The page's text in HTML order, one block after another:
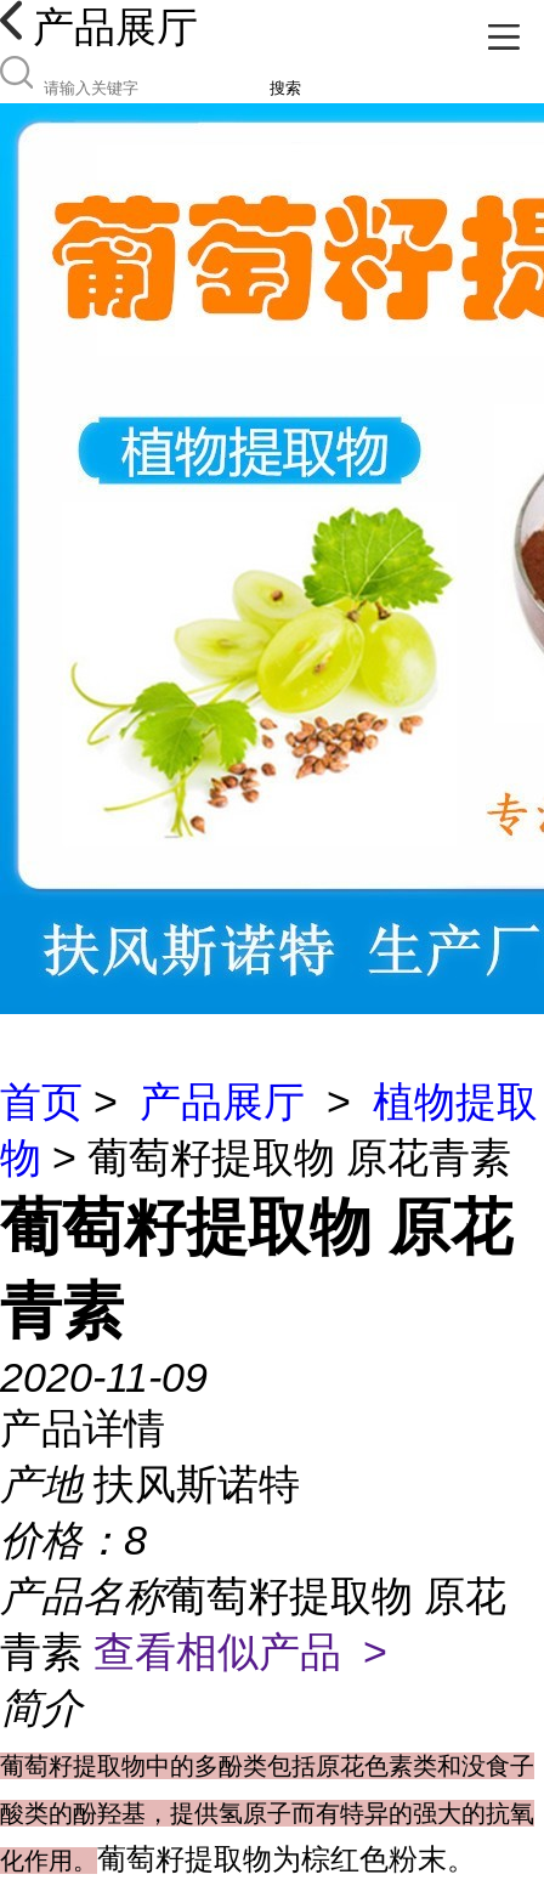
产品展厅
搜索
首页 > 产品展厅 > 植物提取
物 > 葡萄籽提取物 原花青素
葡萄籽提取物 原花
青素
2020-11-09
产品详情
产地 扶风斯诺特
价格： 8
产品名称葡萄籽提取物 原花
青素 查看相似产品 >
简介
葡萄籽提取物中的多酚类包括原花色素类和没食子
酸类的酚羟基，提供氢原子而有特异的强大的抗氧
化作用。 葡萄籽提取物为棕红色粉末。